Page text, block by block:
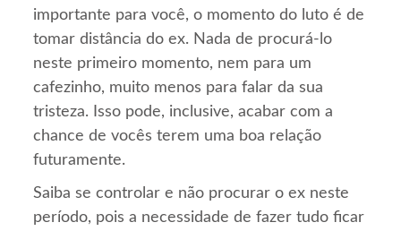
importante para você, o momento do luto é de
tomar distância do ex. Nada de procurá-lo
neste primeiro momento, nem para um
cafezinho, muito menos para falar da sua
tristeza. Isso pode, inclusive, acabar com a
chance de vocês terem uma boa relação
futuramente.
Saiba se controlar e não procurar o ex neste
período, pois a necessidade de fazer tudo ficar